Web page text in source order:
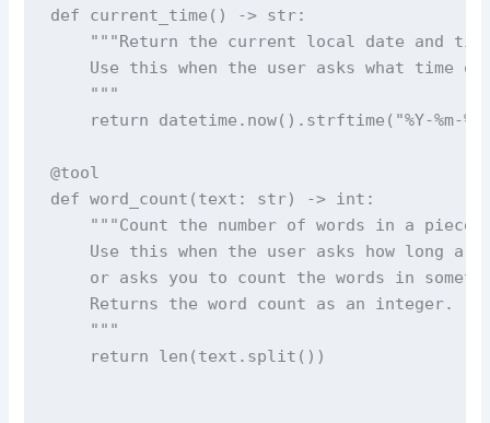
def current_time() -> str:
"""Return the current local date and
Use this when the user asks what time or
    """
return datetime.now().strftime("%Y-%m-%d
@tool
def word_count(text: str) -> int:
"""Count the number of words in a piece
Use this when the user asks how long a
or asks you to count the words in
    Returns the word count as an integer.
    """
    return len(text.split())